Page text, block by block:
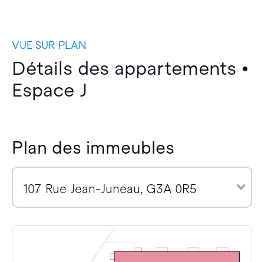
VUE SUR PLAN
Détails des appartements •
Espace J
Plan des immeubles
107 Rue Jean-Juneau, G3A 0R5